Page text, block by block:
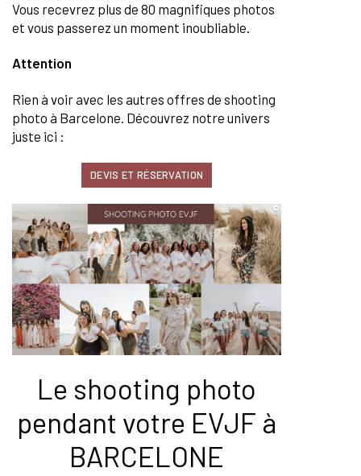
Vous recevrez plus de 80 magnifiques photos
et vous passerez un moment inoubliable.
Attention
Rien à voir avec les autres offres de shooting
photo à Barcelone. Découvrez notre univers
juste ici :
DEVIS ET RÉSERVATION
Le shooting photo
pendant votre EVJF à
BARCELONE